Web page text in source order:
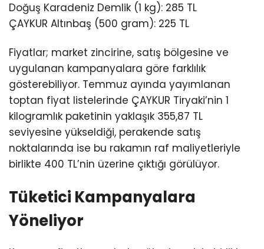
Doğuş Karadeniz Demlik (1 kg): 285 TL
ÇAYKUR Altınbaş (500 gram): 225 TL
Fiyatlar; market zincirine, satış bölgesine ve
uygulanan kampanyalara göre farklılık
gösterebiliyor. Temmuz ayında yayımlanan
toptan fiyat listelerinde ÇAYKUR Tiryaki’nin 1
kilogramlık paketinin yaklaşık 355,87 TL
seviyesine yükseldiği, perakende satış
noktalarında ise bu rakamın raf maliyetleriyle
birlikte 400 TL’nin üzerine çıktığı görülüyor.
Tüketici Kampanyalara
Yöneliyor